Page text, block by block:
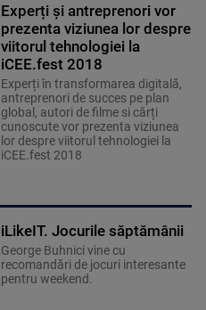
Experți și antreprenori vor
prezenta viziunea lor despre
viitorul tehnologiei la
iCEE.fest 2018
Experți în transformarea digitală,
antreprenori de succes pe plan
global, autori de filme si cărți
cunoscute vor prezenta viziunea
lor despre viitorul tehnologiei la
iCEE.fest 2018
iLikeIT. Jocurile săptămânii
George Buhnici vine cu
recomandări de jocuri interesante
pentru weekend.